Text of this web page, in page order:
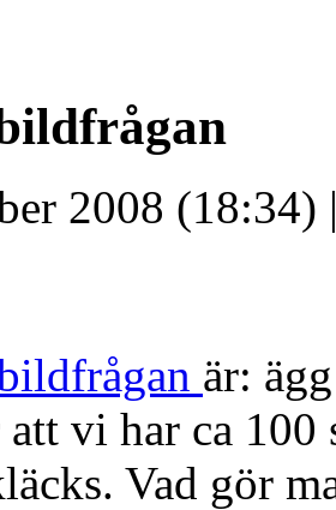
2008
är:
vi har ca 100
Vad gör